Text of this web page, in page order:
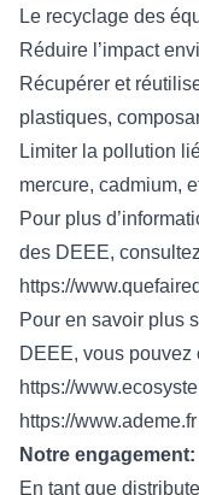
Le recyclage des
Réduire l’impact
Récupérer et
plastiques,
Limiter la pollution
mercure, cadmium,
Pour plus
des DEEE,
https://
Pour en savoir plus
DEEE, vous pouvez
https://
https://www.ademe.fr
Notre engagement:
En tant que